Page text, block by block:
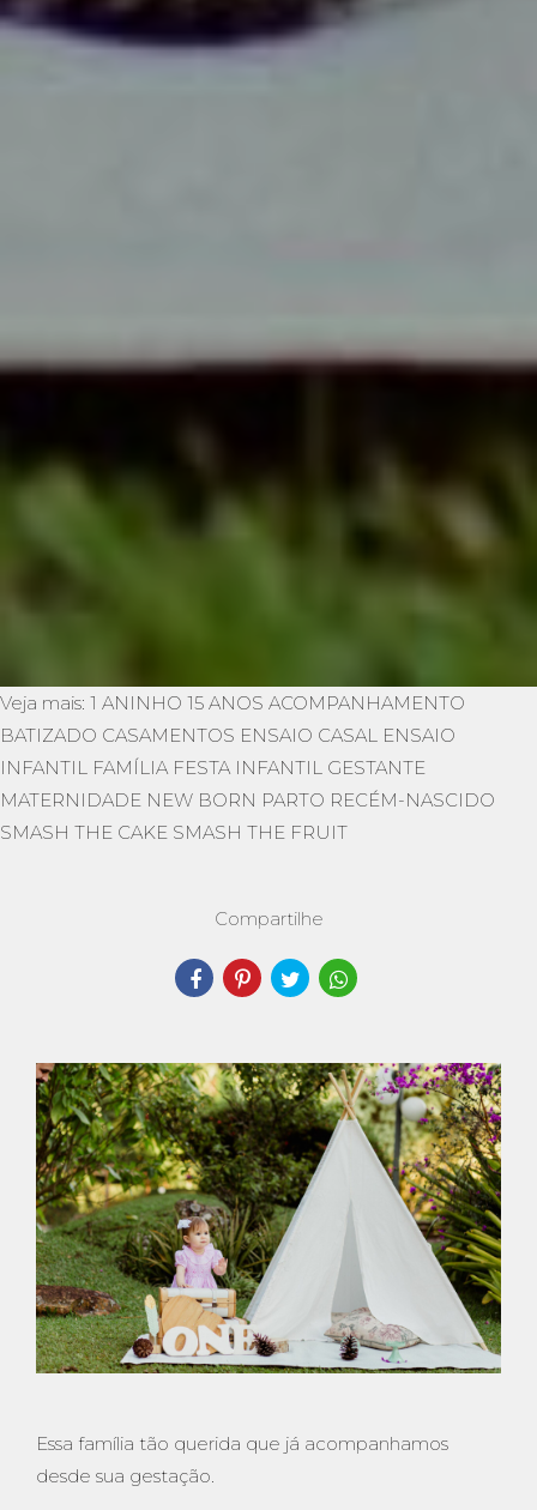
Veja mais: 1 ANINHO 15 ANOS ACOMPANHAMENTO
BATIZADO CASAMENTOS ENSAIO CASAL ENSAIO
INFANTIL FAMÍLIA FESTA INFANTIL GESTANTE
MATERNIDADE NEW BORN PARTO RECÉM-NASCIDO
SMASH THE CAKE SMASH THE FRUIT
Compartilhe
Essa família tão querida que já acompanhamos
desde sua gestação.